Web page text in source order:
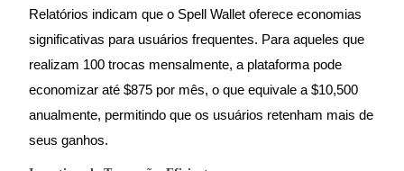
Empréstimos
Serviço de empréstimo apoiado por criptografia
Relatórios indicam que o Spell Wallet oferece economias
significativas para usuários frequentes. Para aqueles que
realizam 100 trocas mensalmente, a plataforma pode
economizar até $875 por mês, o que equivale a $10,500
anualmente, permitindo que os usuários retenham mais de
seus ganhos.